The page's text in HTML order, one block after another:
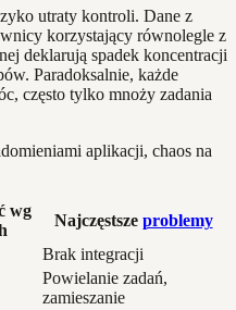
utraty kontroli. Dane z
korzystający równolegle z
deklarują spadek koncentracji
Paradoksalnie, każde
często tylko mnoży zadania
wg
Najczęstsze problemy
Brak integracji
Powielanie zadań,
zamieszanie